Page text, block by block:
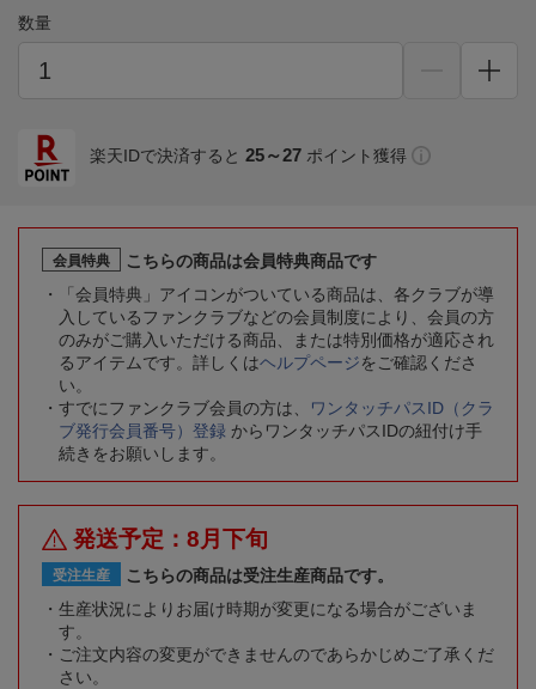
数量
楽天IDで決済すると 25～27 ポイント獲得
会員特典
こちらの商品は会員特典商品です
「会員特典」アイコンがついている商品は、各クラブが導
入しているファンクラブなどの会員制度により、会員の方
のみがご購入いただける商品、または特別価格が適応され
るアイテムです。詳しくはヘルプページをご確認くださ
い。
すでにファンクラブ会員の方は、
ワンタッチパスID（クラ
ブ発行会員番号）登録 からワンタッチパスIDの紐付け手
続きをお願いします。
発送予定：8月下旬
受注生産
こちらの商品は受注生産商品です。
生産状況によりお届け時期が変更になる場合がございま
す。
ご注文内容の変更ができませんのであらかじめご了承くだ
さい。